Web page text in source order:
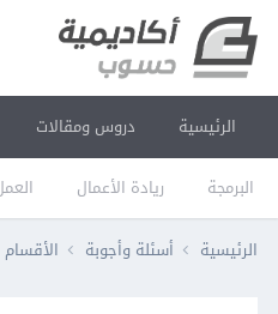
الرئيسية دروس ومقالات
البرمجة ريادة الأعمال
الرئيسية أسئلة وأجوبة الأقسام